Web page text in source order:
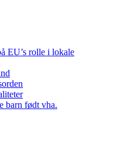
EU’s rolle i lokale
barn født vha.